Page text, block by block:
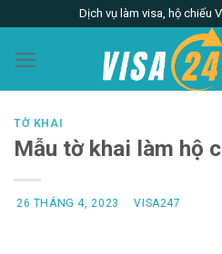
content
Dịch vụ làm visa, hộ chiếu
TỜ KHAI
Mẫu tờ khai làm hộ
26 THÁNG 4, 2023 VISA247